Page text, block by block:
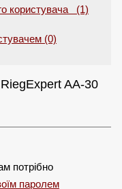
користувача (1)
(0)
AA-30
потрібно
паролем